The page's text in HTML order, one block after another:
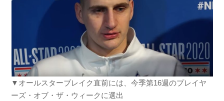
▼オールスターブレイク直前には、今季第16週のプレイヤ
ーズ・オブ・ザ・ウィークに選出